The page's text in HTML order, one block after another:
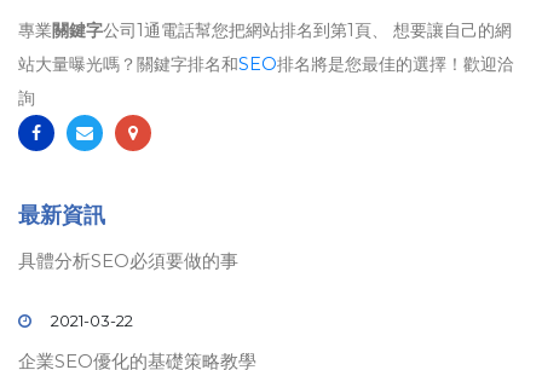
專業關鍵字公司1通電話幫您把網站排名到第1頁、 想要讓自己的網
站大量曝光嗎？關鍵字排名和SEO排名將是您最佳的選擇！歡迎洽
詢
最新資訊
具體分析SEO必須要做的事
2021-03-22
企業SEO優化的基礎策略教學